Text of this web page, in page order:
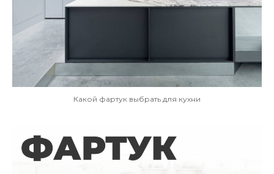
Какой фартук выбрать для кухни